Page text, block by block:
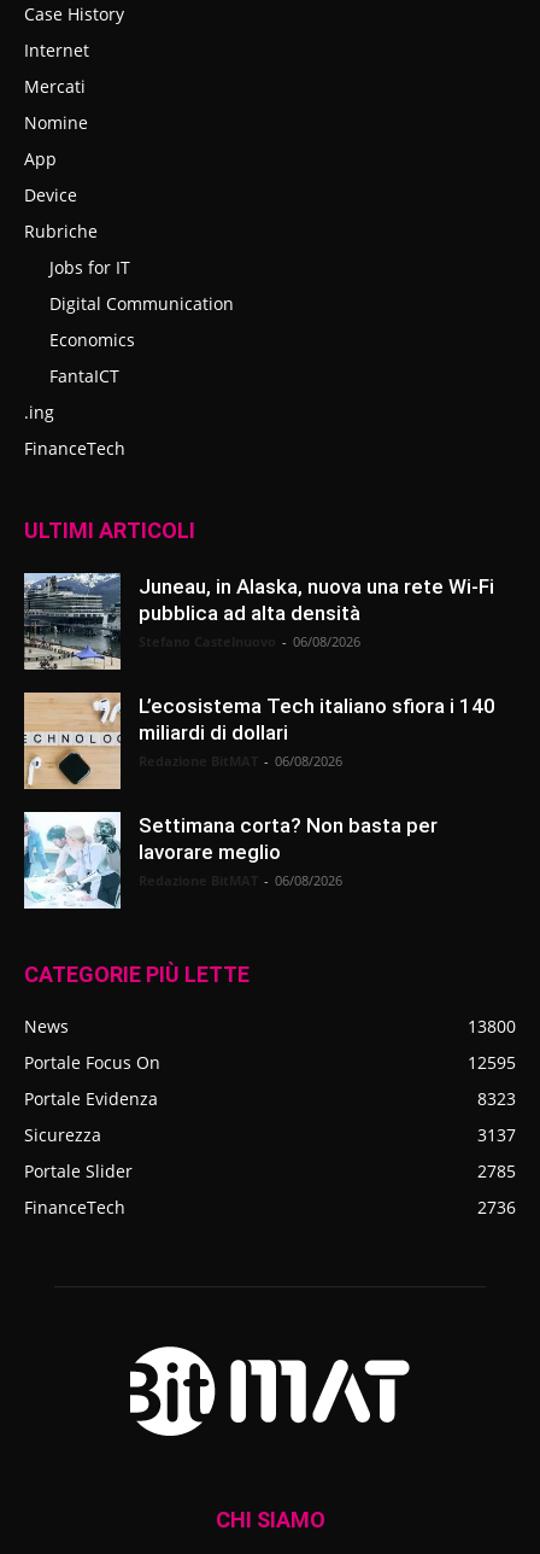
Case History
Internet
Mercati
Nomine
App
Device
Rubriche
Jobs for IT
Digital Communication
Economics
FantaICT
.ing
FinanceTech
ULTIMI ARTICOLI
Juneau, in Alaska, nuova una rete Wi-Fi
pubblica ad alta densità
- 06/08/2026
L’ecosistema Tech italiano sfiora i 140
miliardi di dollari
- 06/08/2026
Settimana corta? Non basta per
lavorare meglio
- 06/08/2026
CATEGORIE PIÙ LETTE
News
13800
Portale Focus On
12595
Portale Evidenza
8323
Sicurezza
3137
Portale Slider
2785
FinanceTech
2736
CHI SIAMO